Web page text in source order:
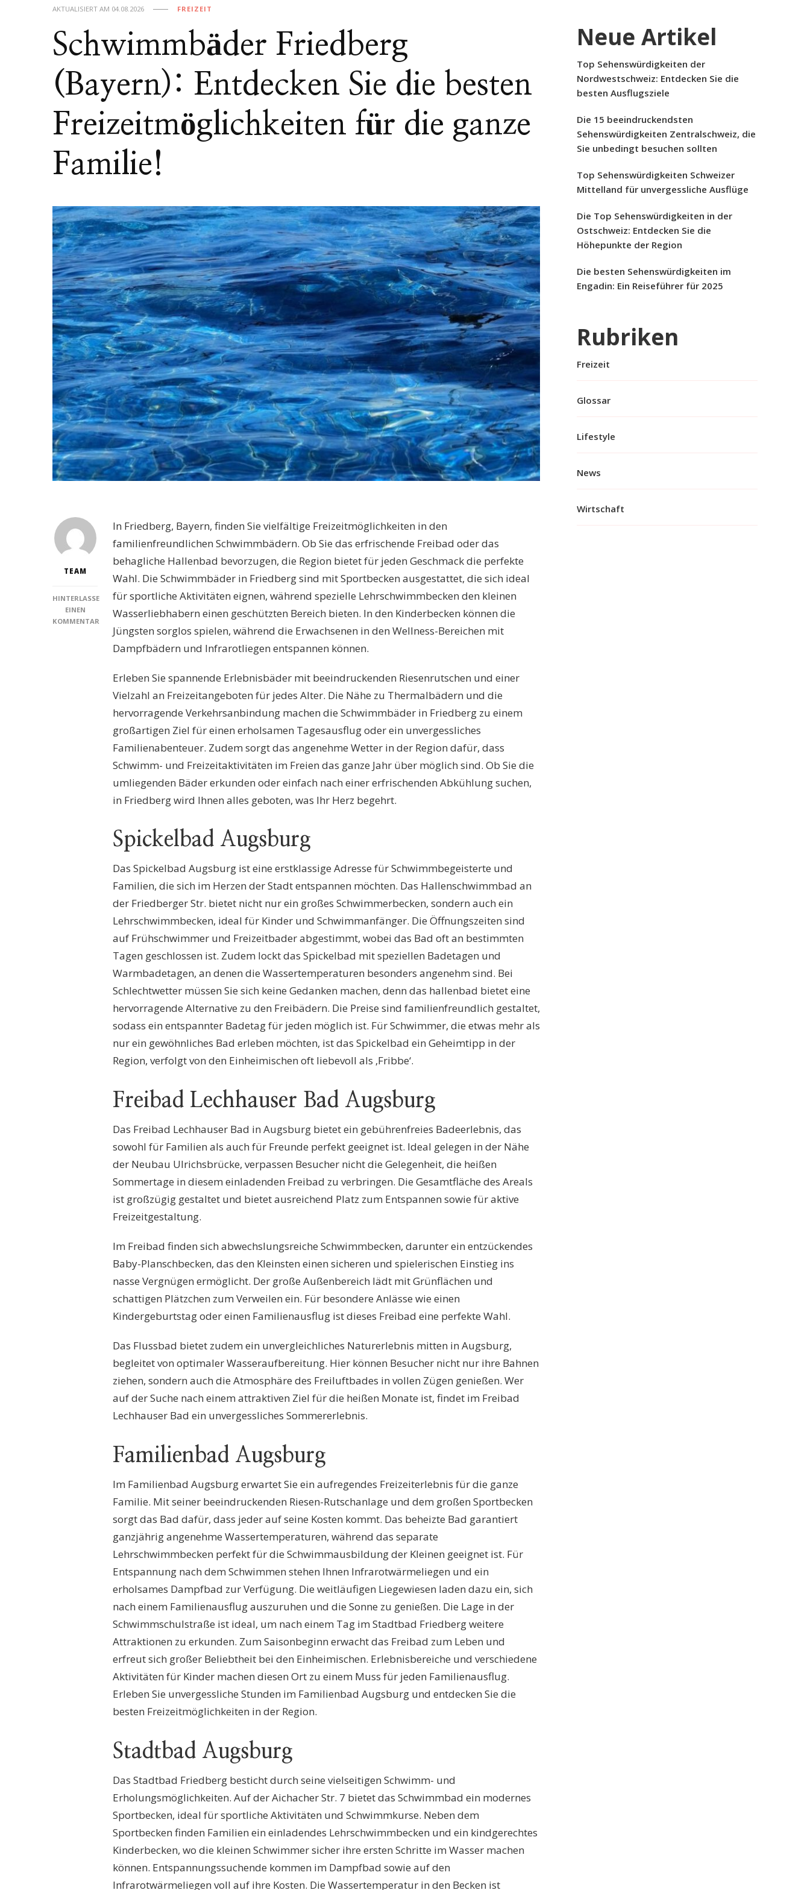
AKTUALISIERT AM 04.08.2026 FREIZEIT
Schwimmbäder Friedberg
(Bayern): Entdecken Sie die besten
Freizeitmöglichkeiten für die ganze
Familie!
TEAM
HINTERLASSE
EINEN
KOMMENTAR
SCHWIMMBÄDER
ENTDECKEN
In Friedberg, Bayern, finden Sie vielfältige Freizeitmöglichkeiten in den
familienfreundlichen Schwimmbädern. Ob Sie das erfrischende Freibad oder das
behagliche Hallenbad bevorzugen, die Region bietet für jeden Geschmack die perfekte
Wahl. Die Schwimmbäder in Friedberg sind mit Sportbecken ausgestattet, die sich ideal
für sportliche Aktivitäten eignen, während spezielle Lehrschwimmbecken den kleinen
Wasserliebhabern einen geschützten Bereich bieten. In den Kinderbecken können die
Jüngsten sorglos spielen, während die Erwachsenen in den Wellness-Bereichen mit
Dampfbädern und Infrarotliegen entspannen können.
Erleben Sie spannende Erlebnisbäder mit beeindruckenden Riesenrutschen und einer
Vielzahl an Freizeitangeboten für jedes Alter. Die Nähe zu Thermalbädern und die
hervorragende Verkehrsanbindung machen die Schwimmbäder in Friedberg zu einem
großartigen Ziel für einen erholsamen Tagesausflug oder ein unvergessliches
Familienabenteuer. Zudem sorgt das angenehme Wetter in der Region dafür, dass
Schwimm- und Freizeitaktivitäten im Freien das ganze Jahr über möglich sind. Ob Sie die
umliegenden Bäder erkunden oder einfach nach einer erfrischenden Abkühlung suchen,
in Friedberg wird Ihnen alles geboten, was Ihr Herz begehrt.
Spickelbad Augsburg
Das Spickelbad Augsburg ist eine erstklassige Adresse für Schwimmbegeisterte und
Familien, die sich im Herzen der Stadt entspannen möchten. Das Hallenschwimmbad an
der Friedberger Str. bietet nicht nur ein großes Schwimmerbecken, sondern auch ein
Lehrschwimmbecken, ideal für Kinder und Schwimmanfänger. Die Öffnungszeiten sind
auf Frühschwimmer und Freizeitbader abgestimmt, wobei das Bad oft an bestimmten
Tagen geschlossen ist. Zudem lockt das Spickelbad mit speziellen Badetagen und
Warmbadetagen, an denen die Wassertemperaturen besonders angenehm sind. Bei
Schlechtwetter müssen Sie sich keine Gedanken machen, denn das hallenbad bietet eine
hervorragende Alternative zu den Freibädern. Die Preise sind familienfreundlich gestaltet,
sodass ein entspannter Badetag für jeden möglich ist. Für Schwimmer, die etwas mehr als
nur ein gewöhnliches Bad erleben möchten, ist das Spickelbad ein Geheimtipp in der
Region, verfolgt von den Einheimischen oft liebevoll als ‚Fribbe‘.
Freibad Lechhauser Bad Augsburg
Das Freibad Lechhauser Bad in Augsburg bietet ein gebührenfreies Badeerlebnis, das
sowohl für Familien als auch für Freunde perfekt geeignet ist. Ideal gelegen in der Nähe
der Neubau Ulrichsbrücke, verpassen Besucher nicht die Gelegenheit, die heißen
Sommertage in diesem einladenden Freibad zu verbringen. Die Gesamtfläche des Areals
ist großzügig gestaltet und bietet ausreichend Platz zum Entspannen sowie für aktive
Freizeitgestaltung.
Im Freibad finden sich abwechslungsreiche Schwimmbecken, darunter ein entzückendes
Baby-Planschbecken, das den Kleinsten einen sicheren und spielerischen Einstieg ins
nasse Vergnügen ermöglicht. Der große Außenbereich lädt mit Grünflächen und
schattigen Plätzchen zum Verweilen ein. Für besondere Anlässe wie einen
Kindergeburtstag oder einen Familienausflug ist dieses Freibad eine perfekte Wahl.
Das Flussbad bietet zudem ein unvergleichliches Naturerlebnis mitten in Augsburg,
begleitet von optimaler Wasseraufbereitung. Hier können Besucher nicht nur ihre Bahnen
ziehen, sondern auch die Atmosphäre des Freiluftbades in vollen Zügen genießen. Wer
auf der Suche nach einem attraktiven Ziel für die heißen Monate ist, findet im Freibad
Lechhauser Bad ein unvergessliches Sommererlebnis.
Familienbad Augsburg
Im Familienbad Augsburg erwartet Sie ein aufregendes Freizeiterlebnis für die ganze
Familie. Mit seiner beeindruckenden Riesen-Rutschanlage und dem großen Sportbecken
sorgt das Bad dafür, dass jeder auf seine Kosten kommt. Das beheizte Bad garantiert
ganzjährig angenehme Wassertemperaturen, während das separate
Lehrschwimmbecken perfekt für die Schwimmausbildung der Kleinen geeignet ist. Für
Entspannung nach dem Schwimmen stehen Ihnen Infrarotwärmeliegen und ein
erholsames Dampfbad zur Verfügung. Die weitläufigen Liegewiesen laden dazu ein, sich
nach einem Familienausflug auszuruhen und die Sonne zu genießen. Die Lage in der
Schwimmschulstraße ist ideal, um nach einem Tag im Stadtbad Friedberg weitere
Attraktionen zu erkunden. Zum Saisonbeginn erwacht das Freibad zum Leben und
erfreut sich großer Beliebtheit bei den Einheimischen. Erlebnisbereiche und verschiedene
Aktivitäten für Kinder machen diesen Ort zu einem Muss für jeden Familienausflug.
Erleben Sie unvergessliche Stunden im Familienbad Augsburg und entdecken Sie die
besten Freizeitmöglichkeiten in der Region.
Stadtbad Augsburg
Das Stadtbad Friedberg besticht durch seine vielseitigen Schwimm- und
Erholungsmöglichkeiten. Auf der Aichacher Str. 7 bietet das Schwimmbad ein modernes
Sportbecken, ideal für sportliche Aktivitäten und Schwimmkurse. Neben dem
Sportbecken finden Familien ein einladendes Lehrschwimmbecken und ein kindgerechtes
Kinderbecken, wo die kleinen Schwimmer sicher ihre ersten Schritte im Wasser machen
können. Entspannungssuchende kommen im Dampfbad sowie auf den
Infrarotwärmeliegen voll auf ihre Kosten. Die Wassertemperatur in den Becken ist
Neue Artikel
Top Sehenswürdigkeiten der
Nordwestschweiz: Entdecken Sie die
besten Ausflugsziele
Die 15 beeindruckendsten
Sehenswürdigkeiten Zentralschweiz, die
Sie unbedingt besuchen sollten
Top Sehenswürdigkeiten Schweizer
Mittelland für unvergessliche Ausflüge
Die Top Sehenswürdigkeiten in der
Ostschweiz: Entdecken Sie die
Höhepunkte der Region
Die besten Sehenswürdigkeiten im
Engadin: Ein Reiseführer für 2025
Rubriken
Freizeit
Glossar
Lifestyle
News
Wirtschaft